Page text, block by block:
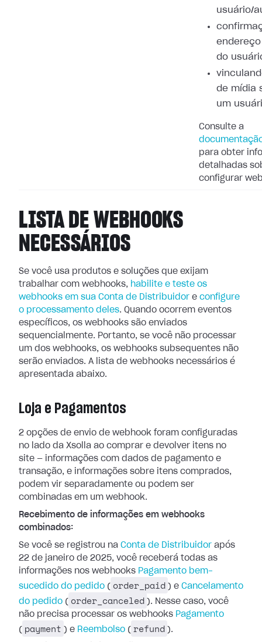
usuário/
do
de mídia
um
Consulte a
para obter
detalhadas
configurar
LISTA DE WEBHOOKS
NECESSÁRIOS
Se você usa produtos e soluções que exijam
trabalhar com webhooks, habilite e teste os
webhooks em sua Conta de Distribuidor e configure
o processamento deles. Quando ocorrem eventos
específicos, os webhooks são enviados
sequencialmente. Portanto, se você não processar
um dos webhooks, os webhooks subsequentes não
serão enviados. A lista de webhooks necessários é
apresentada abaixo.
Loja e Pagamentos
2 opções de envio de webhook foram configuradas
no lado da Xsolla ao comprar e devolver itens no
site — informações com dados de pagamento e
transação, e
informações sobre itens comprados,
podem vir separadamente ou podem ser
combinadas em um webhook.
Recebimento de informações em webhooks
combinados:
Se você se registrou na Conta de Distribuidor após
22 de janeiro de 2025, você receberá todas as
informações nos webhooks Pagamento bem-
sucedido do pedido ( order_paid ) e Cancelamento
do pedido ( order_canceled ). Nesse caso, você
não precisa processar os webhooks Pagamento
( payment ) e Reembolso ( refund ).